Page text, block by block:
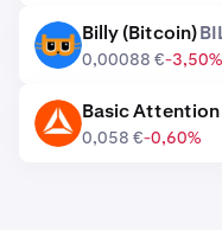
BILLY Billy (Bitcoin)
0,00088 €-3,50%
BAT Basic Attention
0,058 €-0,60%